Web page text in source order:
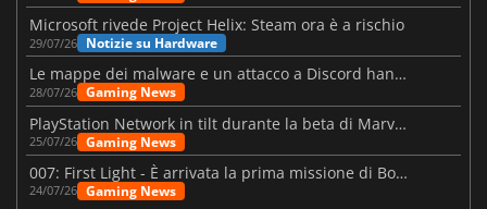
Microsoft rivede Project Helix: Steam ora è a rischio
29/07/26 Notizie su Hardware
Le mappe dei malware e un attacco a Discord hanno colpito Meccha Chameleon
28/07/26 Gaming News
PlayStation Network in tilt durante la beta di Marvel Tōkon
25/07/26 Gaming News
007: First Light - È arrivata la prima missione di Bond dopo il lancio
24/07/26 Gaming News